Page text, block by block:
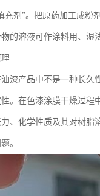
充剂”。把原药加工成粉
的溶液可作涂料用、湿
漆产品中不是一种长久
。在色漆涂膜干燥过程
、化学性质及其对树脂
。